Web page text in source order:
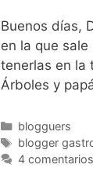
Buenos días,
en la que
tenerlas en
Árboles y
Categorías
blogguers
Etiquetas
blogger
4 comentarios